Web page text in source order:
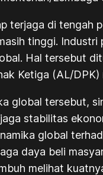
terjaga di
tinggi.
Hal tersebut
Ketiga (AL/
global tersebut,
stabilitas
global
daya beli
melihat